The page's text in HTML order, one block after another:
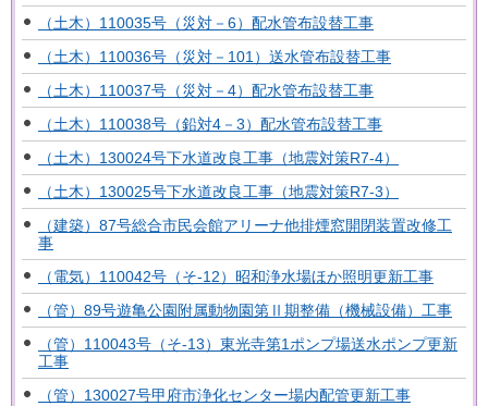
（土木）110035号（災対－6）配水管布設替工事
（土木）110036号（災対－101）送水管布設替工事
（土木）110037号（災対－4）配水管布設替工事
（土木）110038号（鉛対4－3）配水管布設替工事
（土木）130024号下水道改良工事（地震対策R7-4）
（土木）130025号下水道改良工事（地震対策R7-3）
（建築）87号総合市民会館アリーナ他排煙窓開閉装置改修工
事
（電気）110042号（そ-12）昭和浄水場ほか照明更新工事
（管）89号遊亀公園附属動物園第Ⅱ期整備（機械設備）工事
（管）110043号（そ-13）東光寺第1ポンプ場送水ポンプ更新
工事
（管）130027号甲府市浄化センター場内配管更新工事